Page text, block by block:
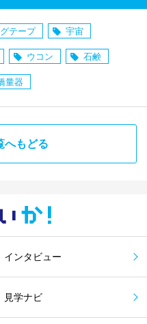
テープ 宇宙
ウコン 石鹸
量器
へもどる
か！
インタビュー
見学ナビ